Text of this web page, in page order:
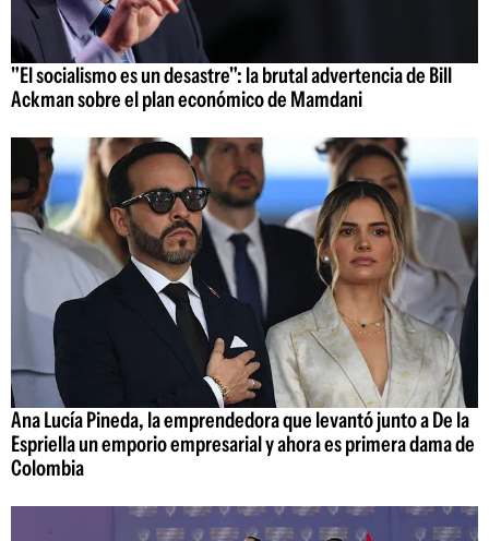
"El socialismo es un desastre": la brutal advertencia de Bill
Ackman sobre el plan económico de Mamdani
Ana Lucía Pineda, la emprendedora que levantó junto a De la
Espriella un emporio empresarial y ahora es primera dama de
Colombia